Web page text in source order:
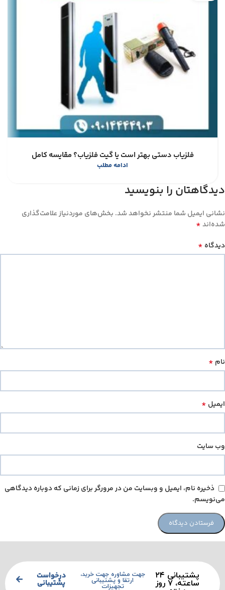
فلزیاب دستی بهتر است یا گیت فلزیاب؟ مقایسه کامل
ادامه مطلب
دیدگاهتان را بنویسید
نشانی ایمیل شما منتشر نخواهد شد. بخش‌های موردنیاز علامت‌گذاری
شده‌اند*
دیدگاه *
نام *
ایمیل *
وب‌ سایت
ذخیره نام، ایمیل و وبسایت من در مرورگر برای زمانی که دوباره دیدگاهی
می‌نویسم.
پشتیبانی ۲۴
ساعته، ۷ روز
جهت مشاوره جهت خرید،
ارتقا و پشتیبانی
تجهیزات
درخواست
پشتیبانی